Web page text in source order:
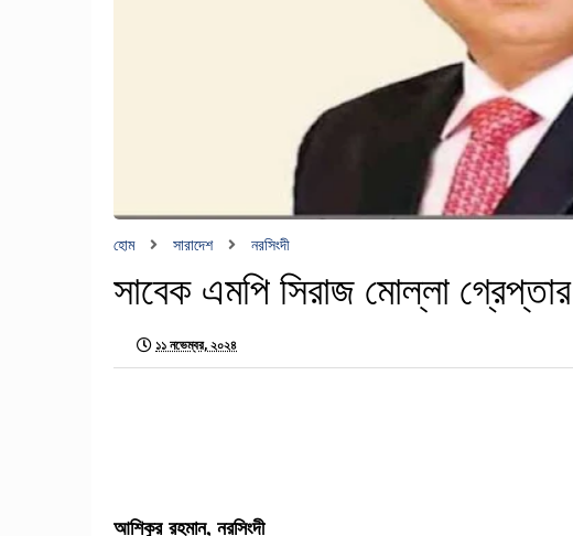
হোম সারাদেশ নরসিংদী
সাবেক এমপি সিরাজ মোল্লা গ্রেপ্তার
১১ নভেম্বর, ২০২৪
আশিকুর রহমান, নরসিংদী